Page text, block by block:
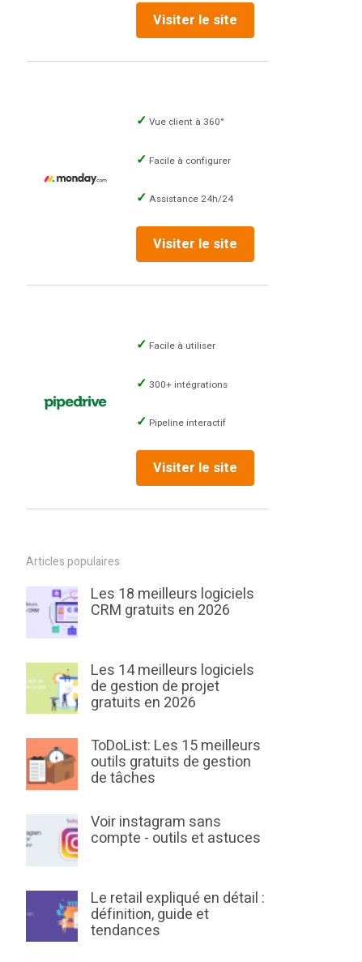
Visiter le site
Vue client à 360°
Facile à configurer
Assistance 24h/24
Visiter le site
Facile à utiliser
300+ intégrations
Pipeline interactif
Visiter le site
Articles populaires
Les 18 meilleurs logiciels
CRM gratuits en 2026
Les 14 meilleurs logiciels
de gestion de projet
gratuits en 2026
ToDoList: Les 15 meilleurs
outils gratuits de gestion
de tâches
Voir instagram sans
compte - outils et astuces
Le retail expliqué en détail :
définition, guide et
tendances